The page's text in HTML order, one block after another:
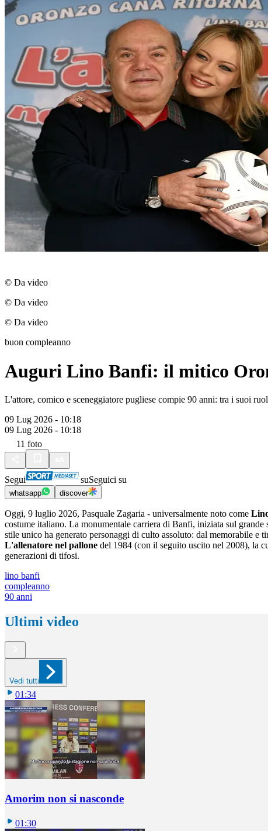
© Da video
© Da video
© Da video
buon compleanno
Auguri Lino Banfi: il mitico
L'attore, comico e sceneggiatore pugliese compie 90 anni: tra i suoi
09 Lug 2026 - 10:18
09 Lug 2026 - 10:18
11 foto
Segui suSeguici su
whatsapp discover
Oggi, 9 luglio 2026, Pasquale Zagaria - universalmente noto come
costume italiano. La monumentale carriera di Banfi, iniziata sul
stile unico ha generato personaggi di culto assoluto: dal memorabile
L'allenatore nel pallone del 1984 (con il seguito uscito nel 2008), la
generazioni di tifosi.
lino banfi
compleanno
90 anni
Ultimi video
Vedi tutti
01:34
Amorim non si nasconde
01:30